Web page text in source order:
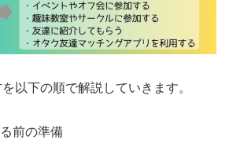
以下の順で解説していきます。
前の準備